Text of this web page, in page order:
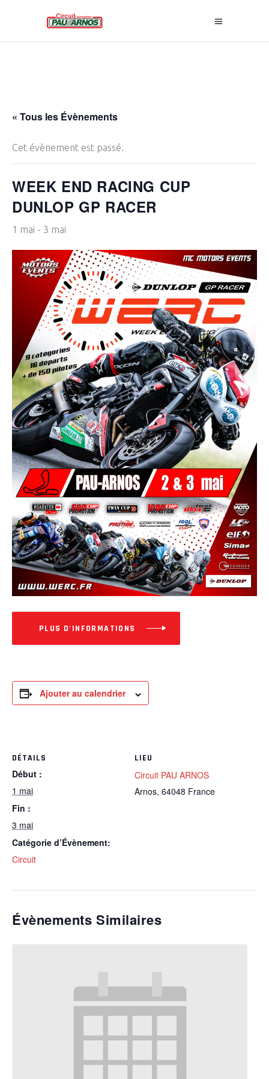
« Tous les Évènements
Cet évènement est passé.
WEEK END RACING CUP
DUNLOP GP RACER
1 mai - 3 mai
PLUS D'INFORMATIONS
Ajouter au calendrier
DÉTAILS
Début :
1 mai
Fin :
3 mai
Catégorie d’Évènement:
Circuit
LIEU
Circuit PAU ARNOS
Arnos, 64048 France
Évènements Similaires